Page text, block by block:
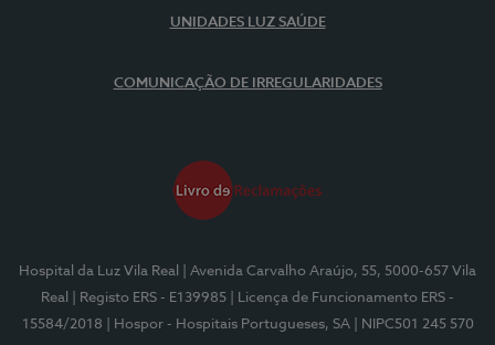
UNIDADES LUZ SAÚDE
COMUNICAÇÃO DE IRREGULARIDADES
Hospital da Luz Vila Real
| Avenida Carvalho Araújo, 55, 5000-657 Vila
Real
| Registo ERS - E139985
| Licença de Funcionamento ERS -
15584/2018
| Hospor - Hospitais Portugueses, SA | NIPC501 245 570